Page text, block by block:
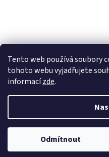
Tento web používá soubory
tohoto webu vyjadřujete
informacízde.
Odmítnout
Copyright 2026Prumix.